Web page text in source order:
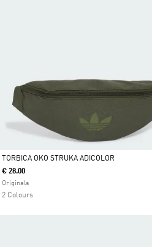
Da
TORBICA OKO STRUKA ADICOLOR
€ 28.00
Originals
2 Colours